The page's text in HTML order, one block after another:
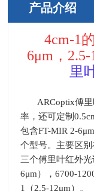
产品介绍
4cm-1
6μm，
里
ARCoptix傅
率，还可定制
包含FT-MIR 2-
个型号。 主要区
三个傅里叶红外
6μm），6700-
1（2.5-12μm）。